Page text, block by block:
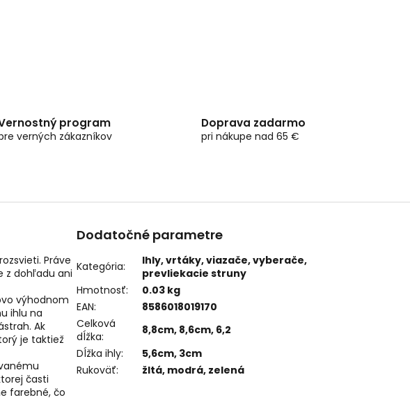
program
verných zákazníkov
Doprava zadarmo
pri nákupe nad 65 €
Práve
z dohľadu ani
výhodnom
ihlu na
Ak
je taktiež
časti
farebné, čo
Dodatočné parametre
Kategória:
Ihly, vrtáky, viazače, vyberače,
prevliekacie struny
Hmotnosť:
0.03 kg
EAN:
8586018019170
Celková
dĺžka:
8,8cm, 8,6cm, 6,2
Dĺžka ihly:
5,6cm, 3cm
Rukoväť: žltá, modrá, zelená